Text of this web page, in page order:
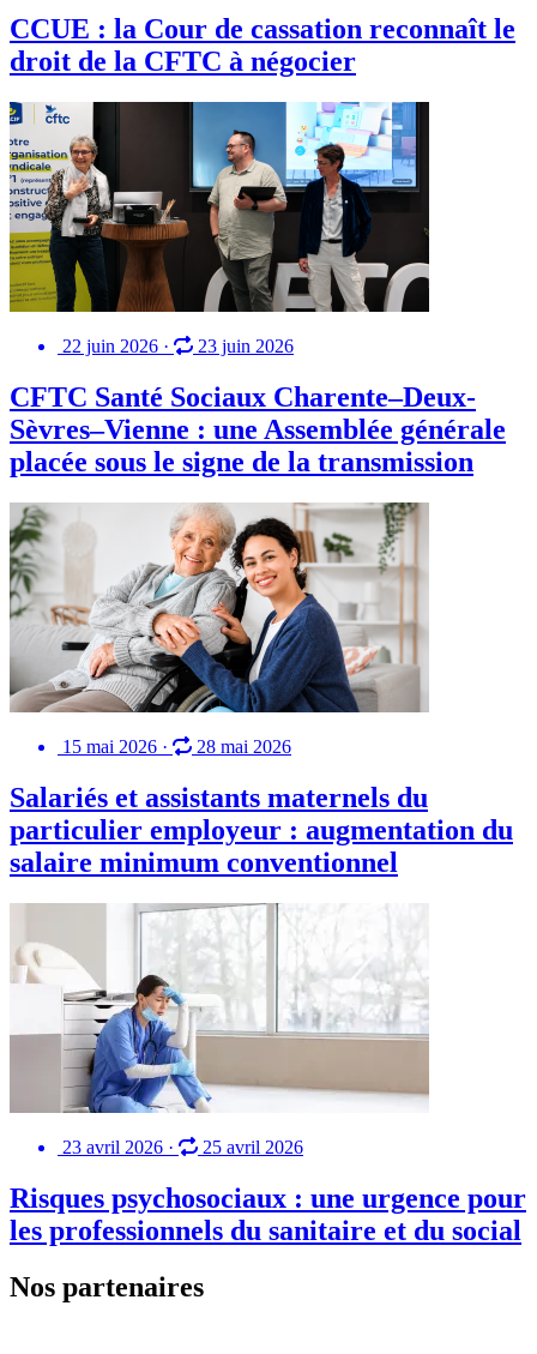
CCUE : la Cour de cassation reconnaît le
droit de la CFTC à négocier
22 juin 2026 · 23 juin 2026
CFTC Santé Sociaux Charente–Deux-
Sèvres–Vienne : une Assemblée générale
placée sous le signe de la transmission
15 mai 2026 · 28 mai 2026
Salariés et assistants maternels du
particulier employeur : augmentation du
salaire minimum conventionnel
23 avril 2026 · 25 avril 2026
Risques psychosociaux : une urgence pour
les professionnels du sanitaire et du social
Nos partenaires